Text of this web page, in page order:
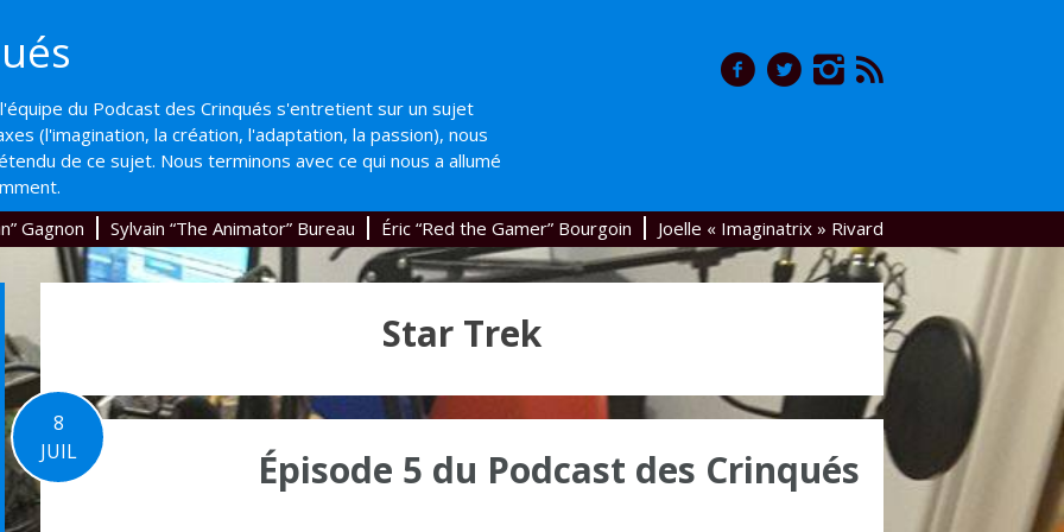
du Podcast des Crinqués s'entretient sur un sujet
(l'imagination, la création, l'adaptation, la passion), nous
de ce sujet. Nous terminons avec ce qui nous a allumé
Gagnon
Sylvain “The Animator” Bureau Éric “Red the Gamer” Bourgoin Joelle « Imaginatrix » Rivard
Star Trek
8
JUIL
Épisode 5 du Podcast des Crinqués